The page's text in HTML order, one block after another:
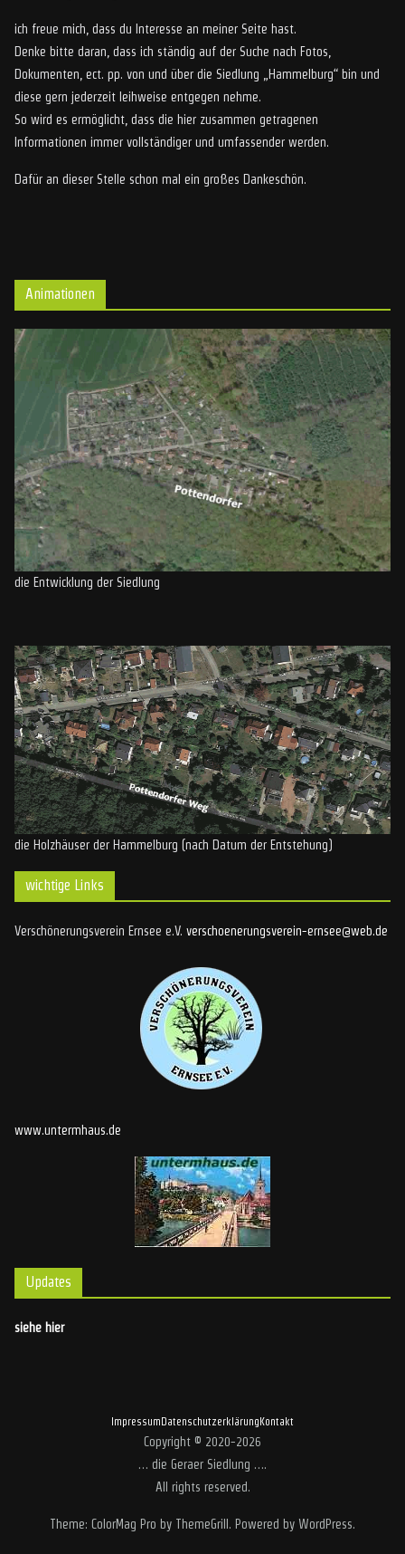
ich freue mich, dass du Interesse an meiner Seite hast.
Denke bitte daran, dass ich ständig auf der Suche nach Fotos,
Dokumenten, ect. pp. von und über die Siedlung „Hammelburg“ bin und
diese gern jederzeit leihweise entgegen nehme.
So wird es ermöglicht, dass die hier zusammen getragenen
Informationen immer vollständiger und umfassender werden.
Dafür an dieser Stelle schon mal ein großes Dankeschön.
Animationen
die Entwicklung der Siedlung
die Holzhäuser der Hammelburg (nach Datum der Entstehung)
wichtige Links
Verschönerungsverein Ernsee e.V. verschoenerungsverein-ernsee@web.de
www.untermhaus.de
Updates
siehe hier
ImpressumDatenschutzerklärungKontakt
Copyright © 2020-2026
… die Geraer Siedlung ….
All rights reserved.
Theme: ColorMag Pro by ThemeGrill. Powered by WordPress.